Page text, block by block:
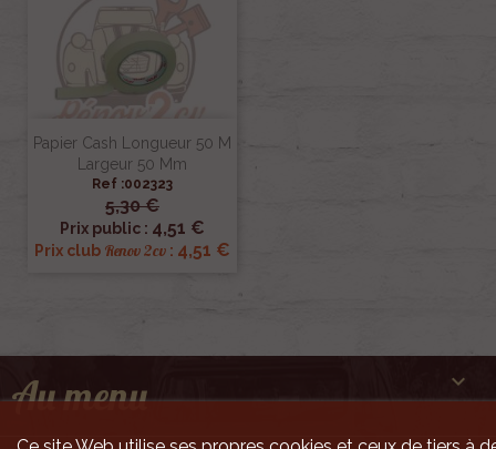
Papier Cash Longueur 50 M
Largeur 50 Mm
Ref :002323
5,30 €
Prix public : 4,51 €
Prix club Renov 2cv : 4,51 €
Au menu 